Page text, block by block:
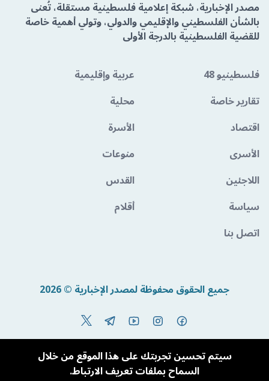
مصدر الإخبارية، شبكة إعلامية فلسطينية مستقلة، تُعنى
بالشأن الفلسطيني والإقليمي والدولي، وتولي أهمية خاصة
للقضية الفلسطينية بالدرجة الأولى
فلسطينيو 48
عربية وإقليمية
تقارير خاصة
محلية
اقتصاد
الأسرة
الأسرى
منوعات
اللاجئين
القدس
سياسة
أقلام
اتصل بنا
جميع الحقوق محفوظة لمصدر الإخبارية © 2026
Powered By BandoraCMS
سيتم تحسين تجربتك على هذا الموقع من خلال
السماح بملفات تعريف الارتباط.